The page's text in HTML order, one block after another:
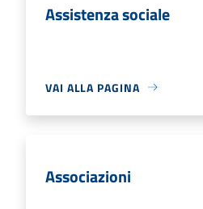
Assistenza sociale
VAI ALLA PAGINA
Associazioni